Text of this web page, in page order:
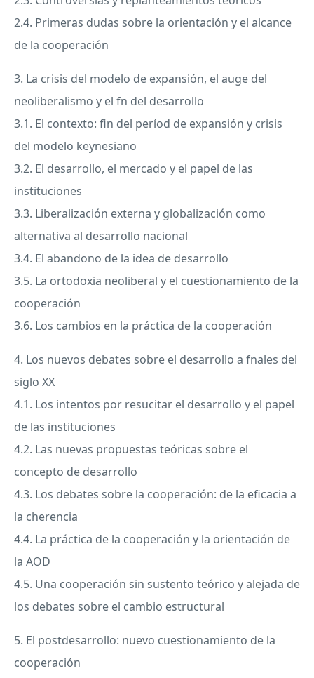
2.4. Primeras dudas sobre la orientación y el alcance
de la cooperación
3. La crisis del modelo de expansión, el auge del
neoliberalismo y el fn del desarrollo
3.1. El contexto: fin del períod de expansión y crisis
del modelo keynesiano
3.2. El desarrollo, el mercado y el papel de las
instituciones
3.3. Liberalización externa y globalización como
alternativa al desarrollo nacional
3.4. El abandono de la idea de desarrollo
3.5. La ortodoxia neoliberal y el cuestionamiento de la
cooperación
3.6. Los cambios en la práctica de la cooperación
4. Los nuevos debates sobre el desarrollo a fnales del
siglo XX
4.1. Los intentos por resucitar el desarrollo y el papel
de las instituciones
4.2. Las nuevas propuestas teóricas sobre el
concepto de desarrollo
4.3. Los debates sobre la cooperación: de la eficacia a
la cherencia
4.4. La práctica de la cooperación y la orientación de
la AOD
4.5. Una cooperación sin sustento teórico y alejada de
los debates sobre el cambio estructural
5. El postdesarrollo: nuevo cuestionamiento de la
cooperación